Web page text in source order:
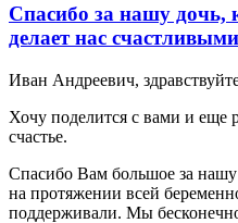
Спасибо за нашу дочь,
делает нас
Иван Андреевич,
Хочу поделится с вами и еще
счастье.
Спасибо Вам большое за нашу
на протяжении всей
поддерживали. Мы